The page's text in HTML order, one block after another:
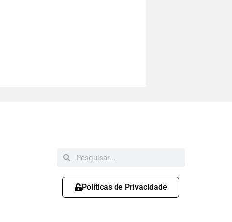
Políticas de Privacidade